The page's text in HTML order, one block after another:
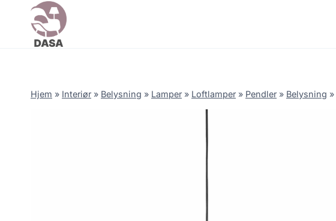
content
Hjem » Interiør » Belysning » Lamper » Loftlamper » Pendler » Belysning »